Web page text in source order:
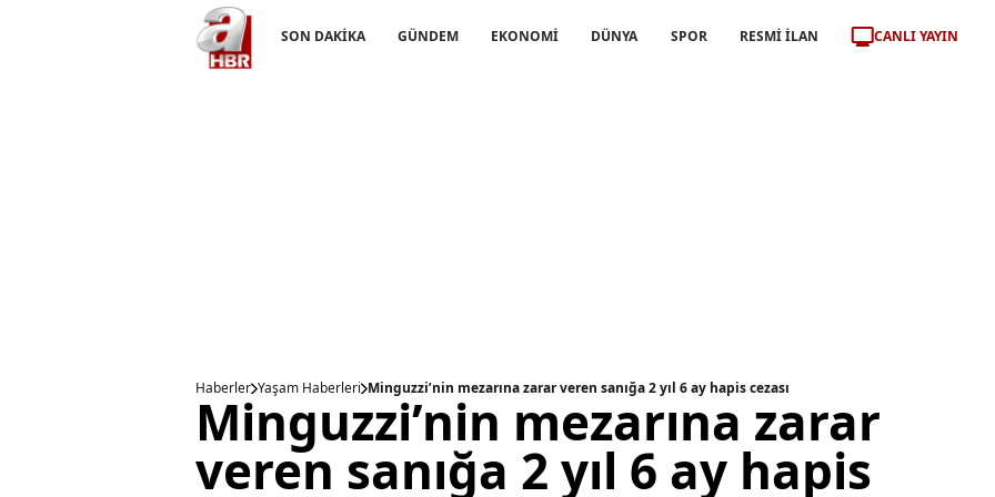
SON DAKİKA GÜNDEM EKONOMİ DÜNYA SPOR RESMİ İLAN CANLI YAYIN
Haberler Yaşam Haberleri Minguzzi’nin mezarına zarar veren sanığa 2 yıl 6 ay hapis cezası
Minguzzi’nin mezarına zarar
veren sanığa 2 yıl 6 ay hapis